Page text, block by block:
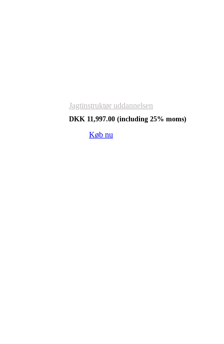
Jagtinstruktør uddannelsen
DKK 11,997.00 (including 25% moms)
Køb nu